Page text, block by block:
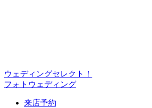
ウェディングセレクト！
フォトウェディング
来店予約